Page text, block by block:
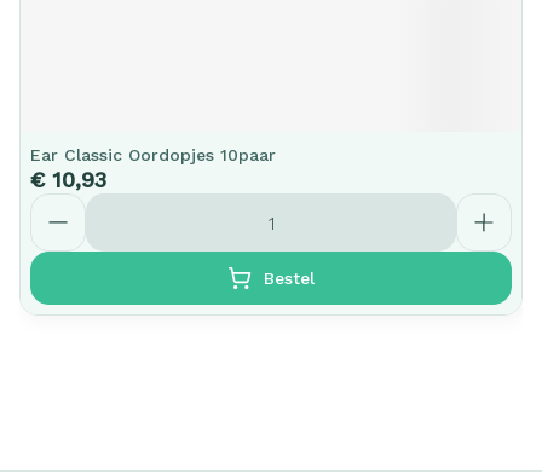
Ear Classic Oordopjes 10paar
€ 10,93
Aantal
Bestel